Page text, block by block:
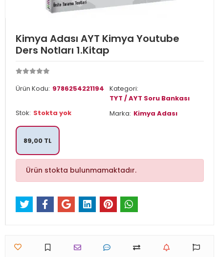
Kimya Adası AYT Kimya Youtube
Ders Notları 1.Kitap
Ürün Kodu: 9786254221194
Kategori:
TYT / AYT Soru Bankası
Stok: Stokta yok Marka: Kimya Adası
89,00 TL
Ürün stokta bulunmamaktadır.